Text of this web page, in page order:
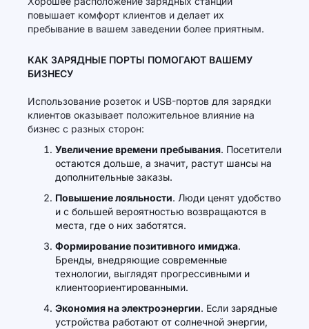
повышает комфорт клиентов и делает их
пребывание в вашем заведении более приятным.
КАК ЗАРЯДНЫЕ ПОРТЫ ПОМОГАЮТ ВАШЕМУ
БИЗНЕСУ
Использование розеток и USB-портов для зарядки
клиентов оказывает положительное влияние на
бизнес с разных сторон:
Увеличение времени пребывания. Посетители
остаются дольше, а значит, растут шансы на
дополнительные заказы.
Повышение лояльности. Люди ценят удобство
и с большей вероятностью возвращаются в
места, где о них заботятся.
Формирование позитивного имиджа.
Бренды, внедряющие современные
технологии, выглядят прогрессивными и
клиентоориентированными.
Экономия на электроэнергии. Если зарядные
устройства работают от солнечной энергии,